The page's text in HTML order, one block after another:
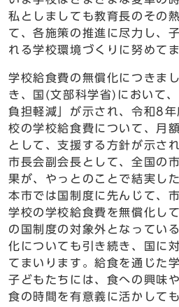
私としましても教育長のその
て、各施策の推進に尽力し、
れる学校環境づくりに努めて
学校給食費の無償化につきま
き、国(文部科学省)において
負担軽減」が示され、令和8
校の学校給食費について、月
として、支援する方針が示さ
市長会副会長として、全国の
果が、やっとのことで結実し
本市では国制度に先んじて、
学校の学校給食費を無償化し
の国制度の対象外となってい
化についても引き続き、国に
てまいります。給食を通じた
子どもたちには、食への興味
食の時間を有意義に活かして